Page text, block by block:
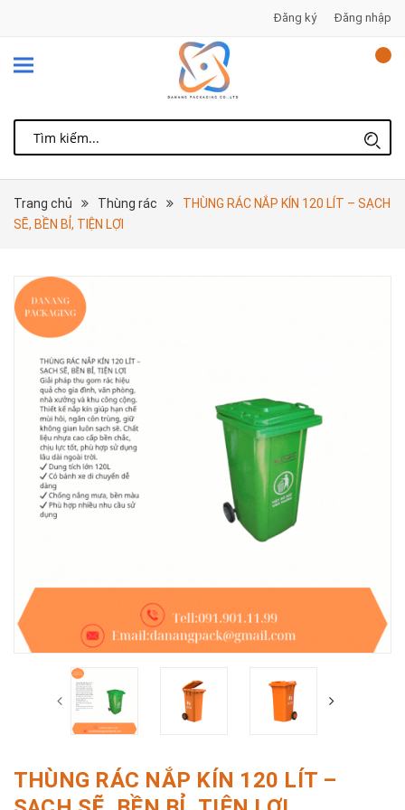
Đăng ký Đăng nhập
Trang chủ Thùng rác
THÙNG RÁC NẮP KÍN 120 LÍT – SẠCH
SẼ, BỀN BỈ, TIỆN LỢI
THÙNG RÁC NẮP KÍN 120 LÍT –